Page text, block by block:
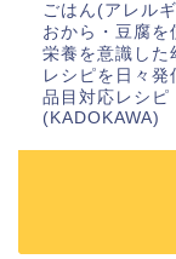
ごはん(アレル
おから・豆腐
栄養を意識した
レシピを日々
品目対応レシピ
(KADOKAWA)